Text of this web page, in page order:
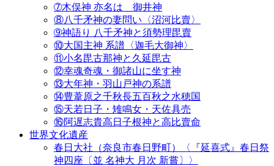
➆木俣神 亦名は 御井神
⑧八千矛神の妻問い〈沼河比賣〉
➈神語り 八千矛神と須勢理毘賣
⑩大国主神 系譜〈迦毛大御神〉
⑪小名毘古那神と久延毘古
⑫幸魂奇魂・御諸山に坐す神
⑬大年神・羽山戸神の系譜
⑭豊葦原之千秋長五百秋之水穂国
⑮天若日子・雉鳴女・天佐具売
⑯阿遅志貴高日子根神と高比賣命
世界文化遺産
春日大社（奈良市春日野町）〈『延喜式』春日祭
神四座〔並 名神大 月次 新嘗〕〉